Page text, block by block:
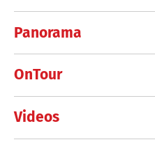
Panorama
OnTour
Videos